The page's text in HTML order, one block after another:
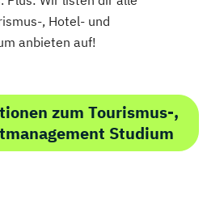
, Hotel- und
anbieten auf!
zum Tourismus-,
Studium